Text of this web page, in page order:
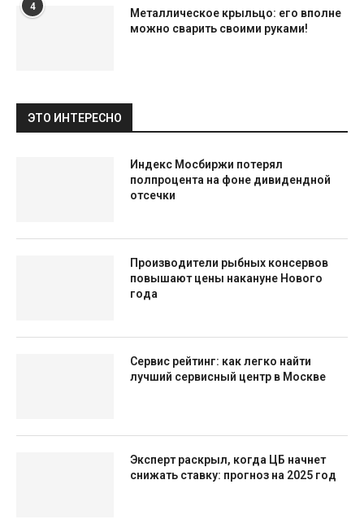
4
Металлическое крыльцо: его вполне
можно сварить своими руками!
ЭТО ИНТЕРЕСНО
Индекс Мосбиржи потерял
полпроцента на фоне дивидендной
отсечки
Производители рыбных консервов
повышают цены накануне Нового
года
Сервис рейтинг: как легко найти
лучший сервисный центр в Москве
Эксперт раскрыл, когда ЦБ начнет
снижать ставку: прогноз на 2025 год